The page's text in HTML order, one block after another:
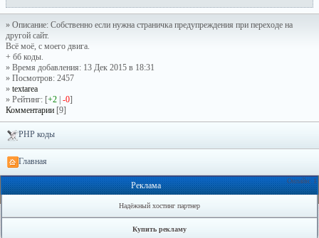
» Описание: Собственно если нужна страничка предупреждения при переходе на
другой сайт.
Всё моё, с моего двига.
+ бб коды.
» Время добавления: 13 Дек 2015 в 18:31
» Посмотров: 2457
» textarea
» Рейтинг: [+2 -0]
Комментарии [9]
PHP коды
Главная
Онлайн: 1
Реклама
Надёжный хостинг партнер
Купить рекламу